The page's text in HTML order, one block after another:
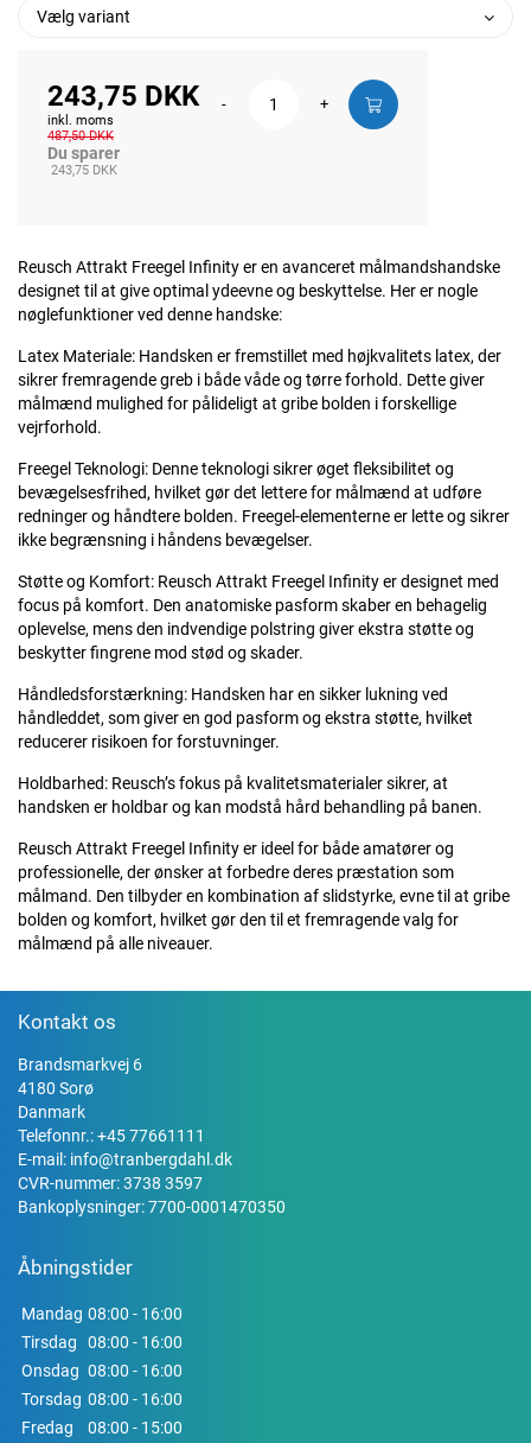
Vælg variant
243,75 DKK
inkl. moms
487,50 DKK
Du sparer
243,75 DKK
- +
Reusch Attrakt Freegel Infinity er en avanceret målmandshandske
designet til at give optimal ydeevne og beskyttelse. Her er nogle
nøglefunktioner ved denne handske:
Latex Materiale: Handsken er fremstillet med højkvalitets latex, der
sikrer fremragende greb i både våde og tørre forhold. Dette giver
målmænd mulighed for pålideligt at gribe bolden i forskellige
vejrforhold.
Freegel Teknologi: Denne teknologi sikrer øget fleksibilitet og
bevægelsesfrihed, hvilket gør det lettere for målmænd at udføre
redninger og håndtere bolden. Freegel-elementerne er lette og sikrer
ikke begrænsning i håndens bevægelser.
Støtte og Komfort: Reusch Attrakt Freegel Infinity er designet med
focus på komfort. Den anatomiske pasform skaber en behagelig
oplevelse, mens den indvendige polstring giver ekstra støtte og
beskytter fingrene mod stød og skader.
Håndledsforstærkning: Handsken har en sikker lukning ved
håndleddet, som giver en god pasform og ekstra støtte, hvilket
reducerer risikoen for forstuvninger.
Holdbarhed: Reusch’s fokus på kvalitetsmaterialer sikrer, at
handsken er holdbar og kan modstå hård behandling på banen.
Reusch Attrakt Freegel Infinity er ideel for både amatører og
professionelle, der ønsker at forbedre deres præstation som
målmand. Den tilbyder en kombination af slidstyrke, evne til at gribe
bolden og komfort, hvilket gør den til et fremragende valg for
målmænd på alle niveauer.
Kontakt os
Brandsmarkvej 6
4180 Sorø
Danmark
Telefonnr.:+45 77661111
E-mail: info@tranbergdahl.dk
CVR-nummer: 3738 3597
Bankoplysninger: 7700-0001470350
Åbningstider
Mandag 08:00 - 16:00
Tirsdag
08:00 - 16:00
Onsdag 08:00 - 16:00
Torsdag 08:00 - 16:00
Fredag
08:00 - 15:00